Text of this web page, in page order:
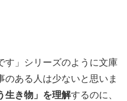
す」シリーズのように文庫
ある人は少ないと思いま
生き物」を理解するのに、